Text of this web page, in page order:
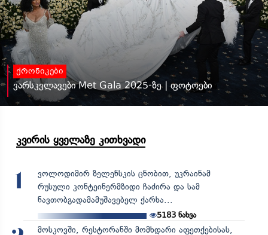
ქრონიკები
ვარსკვლავები Met Gala 2025-ზე | ფოტოები
კვირის ყველაზე კითხვადი
1
ვოლოდიმირ ზელენსკის ცნობით, უკრაინამ
რუსული კონტეინერმზიდი ჩაძირა და სამ
ნავთობგადამამუშავებელ ქარხა...
5183 ნახვა
მოსკოვში, რესტორანში მომხდარი აფეთქებისას,